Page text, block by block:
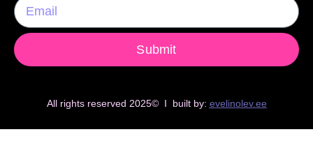
Submit
All rights reserved 2025© I built by: evelinolev.ee